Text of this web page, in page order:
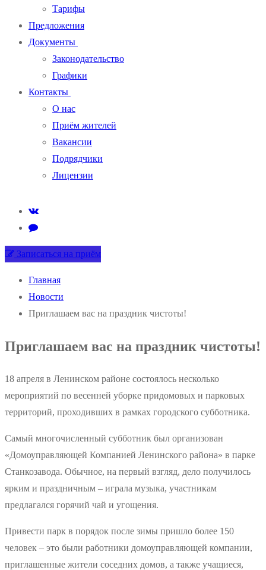
Тарифы
Предложения
Документы
Законодательство
Графики
Контакты
О нас
Приём жителей
Вакансии
Подрядчики
Лицензии
Записаться на приём
Главная
Новости
Приглашаем вас на праздник чистоты!
Приглашаем вас на праздник чистоты!
18 апреля в Ленинском районе состоялось несколько
мероприятий по весенней уборке придомовых и парковых
территорий, проходивших в рамках городского субботника.
Самый многочисленный субботник был организован
«Домоуправляющей Компанией Ленинского района» в парке
Станкозавода. Обычное, на первый взгляд, дело получилось
ярким и праздничным – играла музыка, участникам
предлагался горячий чай и угощения.
Привести парк в порядок после зимы пришло более 150
человек – это были работники домоуправляющей компании,
приглашенные жители соседних домов, а также учащиеся,